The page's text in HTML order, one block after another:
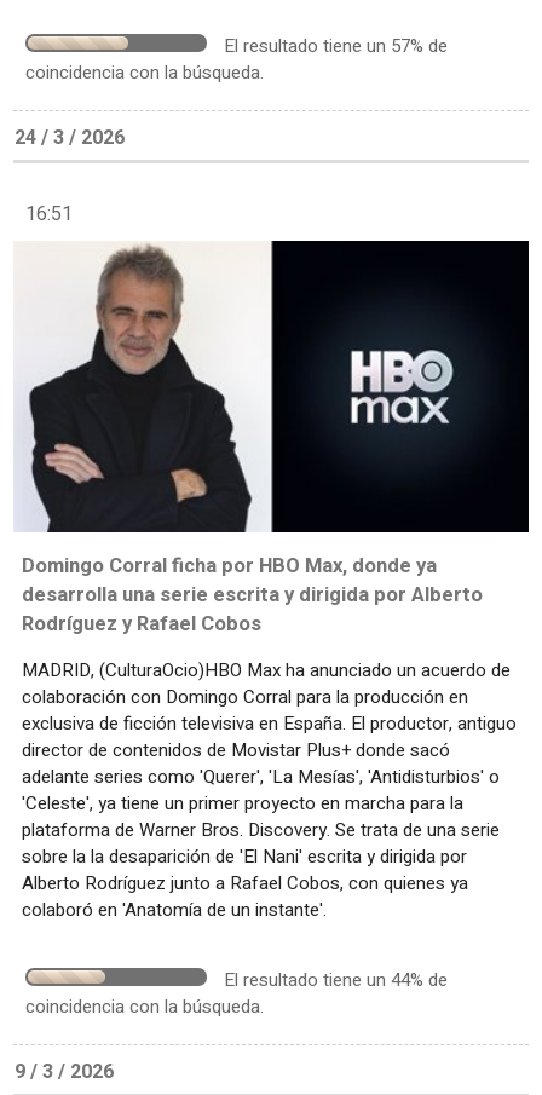
El resultado tiene un 57% de
coincidencia con la búsqueda.
24 / 3 / 2026
16:51
Domingo Corral ficha por HBO Max, donde ya
desarrolla una serie escrita y dirigida por Alberto
Rodríguez y Rafael Cobos
MADRID, (CulturaOcio)HBO Max ha anunciado un acuerdo de
colaboración con Domingo Corral para la producción en
exclusiva de ficción televisiva en España. El productor, antiguo
director de contenidos de Movistar Plus+ donde sacó
adelante series como 'Querer', 'La Mesías', 'Antidisturbios' o
'Celeste', ya tiene un primer proyecto en marcha para la
plataforma de Warner Bros. Discovery. Se trata de una serie
sobre la la desaparición de 'El Nani' escrita y dirigida por
Alberto Rodríguez junto a Rafael Cobos, con quienes ya
colaboró en 'Anatomía de un instante'.
El resultado tiene un 44% de
coincidencia con la búsqueda.
9 / 3 / 2026